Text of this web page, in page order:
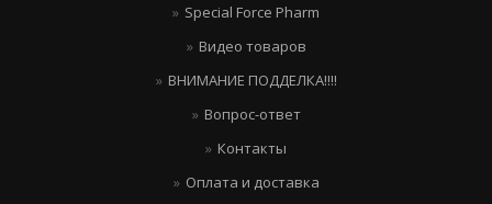
Special Force Pharm
Видео товаров
ВНИМАНИЕ ПОДДЕЛКА!!!!
Вопрос-ответ
Контакты
Оплата и доставка